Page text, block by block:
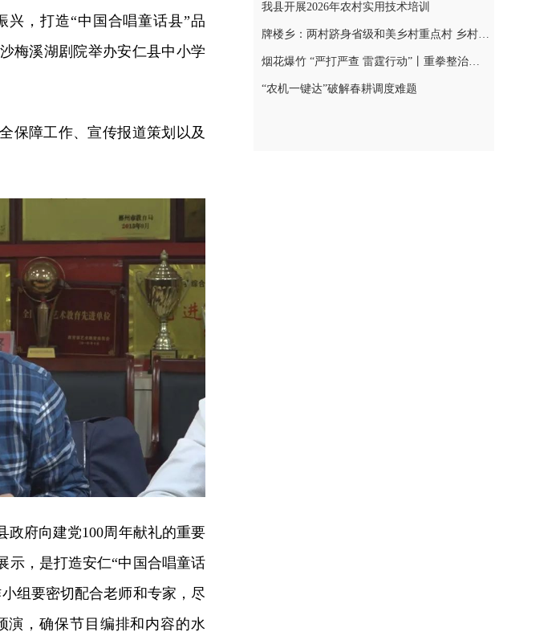
，打造“中国合唱童话县”品
梅溪湖剧院举办安仁县中小学
保障工作、宣传报道策划以及
政府向建党100周年献礼的重要
示，是打造安仁“中国合唱童话
组要密切配合老师和专家，尽
演，确保节目编排和内容的水
我县开展2026年农村实用技术培训
牌楼乡：两村跻身省级和美乡村重点村 乡村振兴迎来“加速跑”
烟花爆竹 “严打严查 雷霆行动”丨重拳整治非法储存烟花爆竹 筑牢辖区安全防线
“农机一键达”破解春耕调度难题